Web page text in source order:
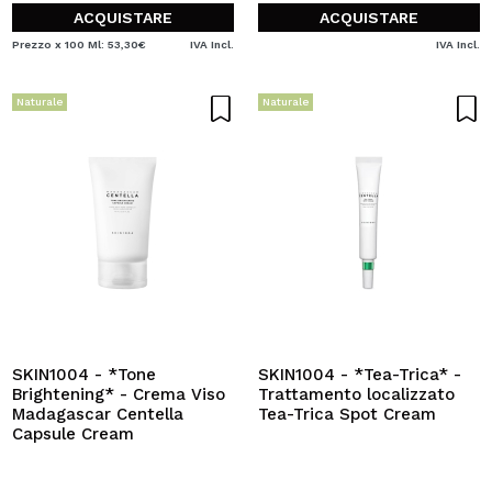
ACQUISTARE
Prezzo x 100 Ml: 53,30€ IVA Incl.
ACQUISTARE
IVA Incl.
Naturale
SKIN1004 - *Tone
Brightening* - Crema Viso
Madagascar Centella
Capsule Cream
Naturale
SKIN1004 - *Tea-Trica* -
Trattamento localizzato
Tea-Trica Spot Cream